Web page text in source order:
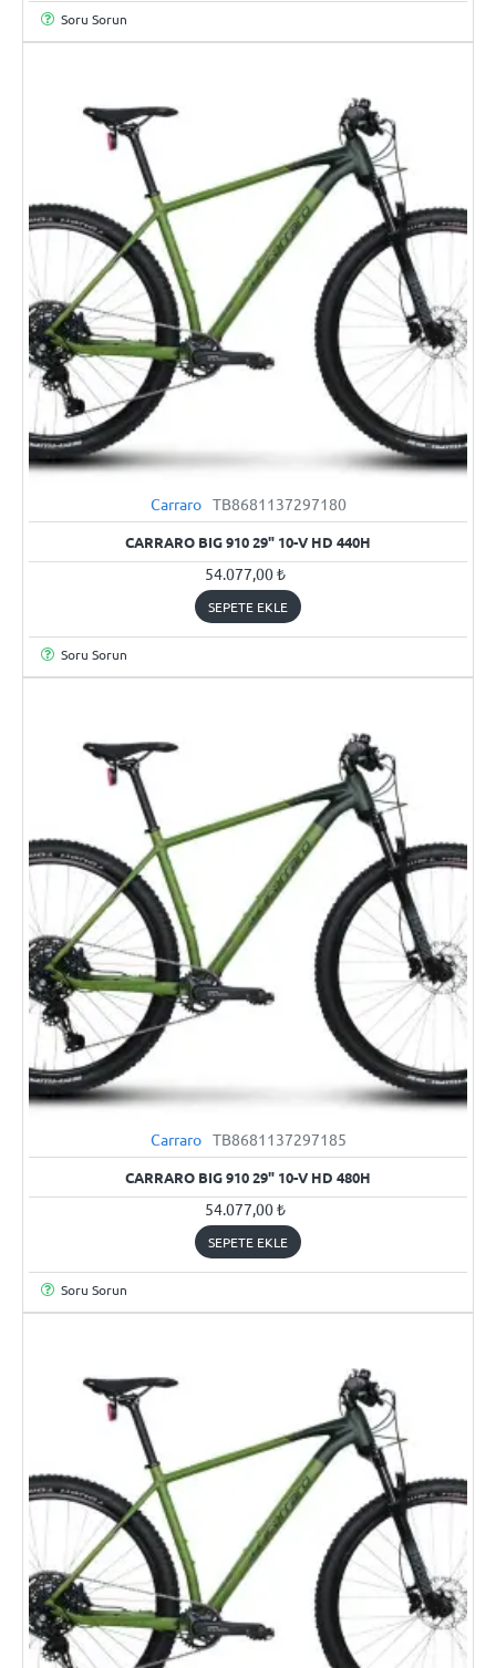
Soru Sorun
Carraro TB8681137297180
CARRARO BIG 910 29" 10-V HD 440H
54.077,00 ₺
SEPETE EKLE
Soru Sorun
Carraro TB8681137297185
CARRARO BIG 910 29" 10-V HD 480H
54.077,00 ₺
SEPETE EKLE
Soru Sorun